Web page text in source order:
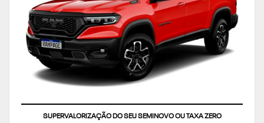
SUPERVALORIZAÇÃO DO SEU SEMINOVO OU TAXA ZERO